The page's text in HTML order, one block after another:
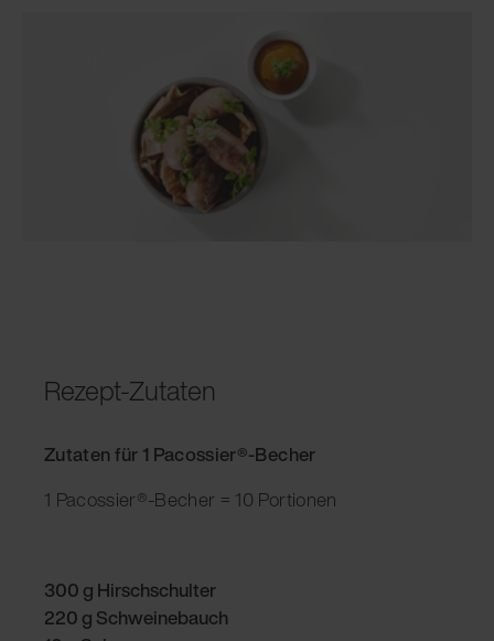
Rezept-Zutaten
Zutaten für 1 Pacossier®-Becher
1 Pacossier®-Becher = 10 Portionen
300 g Hirschschulter
220 g Schweinebauch